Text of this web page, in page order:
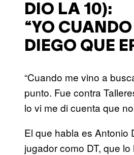
DIO LA 10):
“YO
DIEGO QUE
“Cuando me vino a
punto. Fue contra
lo vi me di cuenta que
El que habla es Antonio
jugador como DT, que